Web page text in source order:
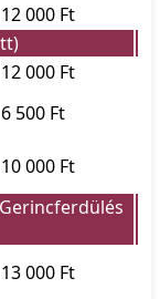
12 000 Ft
12 000 Ft
6 500 Ft
10 000 Ft
13 000 Ft